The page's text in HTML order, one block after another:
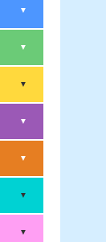
▼
▼
▼
▼
▼
▼
▼